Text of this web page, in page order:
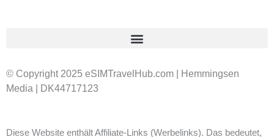
© Copyright 2025 eSIMTravelHub.com | Hemmingsen
Media | DK44717123
Diese Website enthält Affiliate-Links (Werbelinks). Das bedeutet,